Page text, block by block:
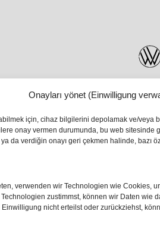
Onayları yönet (Einwilligung
için, cihaz bilgilerini depolamak ve/veya
onay vermen durumunda, bu web sitesinde
da verdiğin onayı geri çekmen halinde, bazı
verwenden wir Technologien wie Cookies,
zustimmst, können wir Daten wie
nicht erteilst oder zurückziehst,